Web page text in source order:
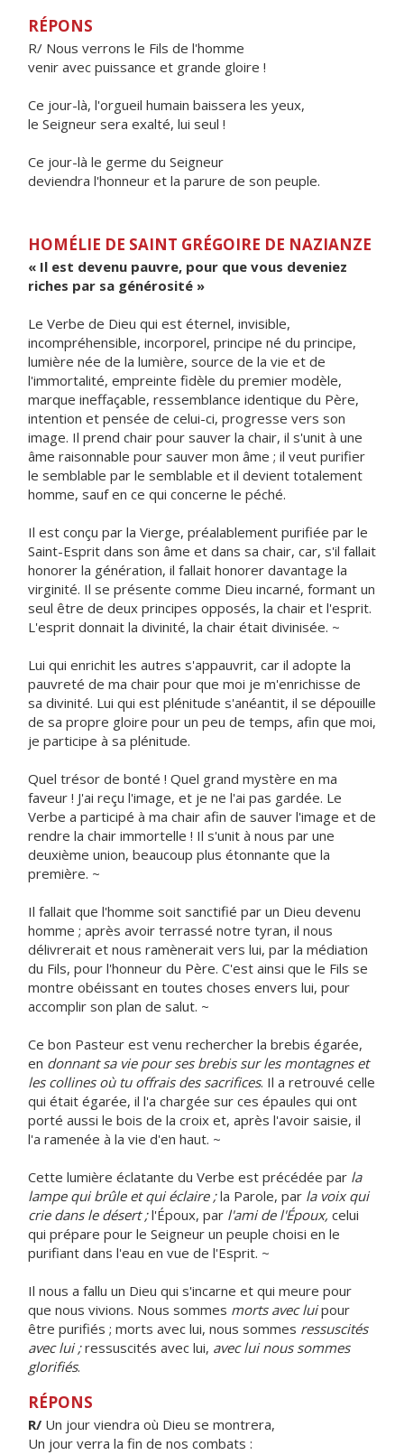
RÉPONS
R/ Nous verrons le Fils de l'homme
venir avec puissance et grande gloire !
Ce jour-là, l'orgueil humain baissera les yeux,
le Seigneur sera exalté, lui seul !
Ce jour-là le germe du Seigneur
deviendra l'honneur et la parure de son peuple.
HOMÉLIE DE SAINT GRÉGOIRE DE NAZIANZE
« Il est devenu pauvre, pour que vous deveniez
riches par sa générosité »
Le Verbe de Dieu qui est éternel, invisible,
incompréhensible, incorporel, principe né du principe,
lumière née de la lumière, source de la vie et de
l'immortalité, empreinte fidèle du premier modèle,
marque ineffaçable, ressemblance identique du Père,
intention et pensée de celui-ci, progresse vers son
image. Il prend chair pour sauver la chair, il s'unit à une
âme raisonnable pour sauver mon âme ; il veut purifier
le semblable par le semblable et il devient totalement
homme, sauf en ce qui concerne le péché.
Il est conçu par la Vierge, préalablement purifiée par le
Saint-Esprit dans son âme et dans sa chair, car, s'il fallait
honorer la génération, il fallait honorer davantage la
virginité. Il se présente comme Dieu incarné, formant un
seul être de deux principes opposés, la chair et l'esprit.
L'esprit donnait la divinité, la chair était divinisée. ~
Lui qui enrichit les autres s'appauvrit, car il adopte la
pauvreté de ma chair pour que moi je m'enrichisse de
sa divinité. Lui qui est plénitude s'anéantit, il se dépouille
de sa propre gloire pour un peu de temps, afin que moi,
je participe à sa plénitude.
Quel trésor de bonté ! Quel grand mystère en ma
faveur ! J'ai reçu l'image, et je ne l'ai pas gardée. Le
Verbe a participé à ma chair afin de sauver l'image et de
rendre la chair immortelle ! Il s'unit à nous par une
deuxième union, beaucoup plus étonnante que la
première. ~
Il fallait que l'homme soit sanctifié par un Dieu devenu
homme ; après avoir terrassé notre tyran, il nous
délivrerait et nous ramènerait vers lui, par la médiation
du Fils, pour l'honneur du Père. C'est ainsi que le Fils se
montre obéissant en toutes choses envers lui, pour
accomplir son plan de salut. ~
Ce bon Pasteur est venu rechercher la brebis égarée,
en donnant sa vie pour ses brebis sur les montagnes et
les collines où tu offrais des sacrifices. Il a retrouvé celle
qui était égarée, il l'a chargée sur ces épaules qui ont
porté aussi le bois de la croix et, après l'avoir saisie, il
l'a ramenée à la vie d'en haut. ~
Cette lumière éclatante du Verbe est précédée par la
lampe qui brûle et qui éclaire ;la Parole, par la voix qui
crie dans le désert ;l'Époux, par l'ami de l'Époux, celui
qui prépare pour le Seigneur un peuple choisi en le
purifiant dans l'eau en vue de l'Esprit. ~
Il nous a fallu un Dieu qui s'incarne et qui meure pour
que nous vivions. Nous sommes morts avec luipour
être purifiés ; morts avec lui, nous sommes ressuscités
avec lui ;ressuscités avec lui, avec lui nous sommes
glorifiés.
RÉPONS
R/ Un jour viendra où Dieu se montrera,
Un jour verra la fin de nos combats :